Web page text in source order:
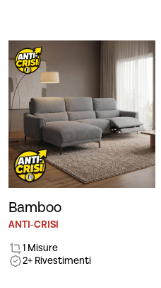
Bamboo
ANTI-CRISI
1 Misure
2+ Rivestimenti